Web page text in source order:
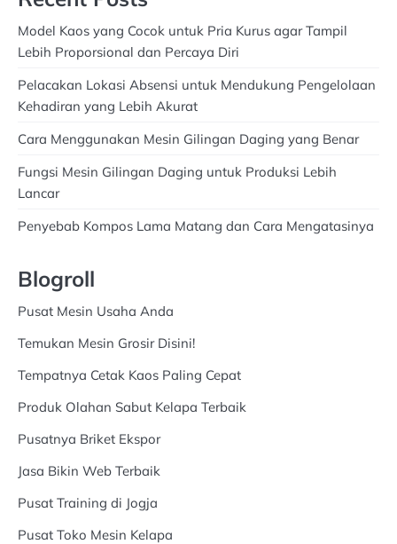
Model Kaos yang Cocok untuk Pria Kurus agar Tampil
Lebih Proporsional dan Percaya Diri
Pelacakan Lokasi Absensi untuk Mendukung Pengelolaan
Kehadiran yang Lebih Akurat
Cara Menggunakan Mesin Gilingan Daging yang Benar
Fungsi Mesin Gilingan Daging untuk Produksi Lebih
Lancar
Penyebab Kompos Lama Matang dan Cara Mengatasinya
Blogroll
Pusat Mesin Usaha Anda
Temukan Mesin Grosir Disini!
Tempatnya Cetak Kaos Paling Cepat
Produk Olahan Sabut Kelapa Terbaik
Pusatnya Briket Ekspor
Jasa Bikin Web Terbaik
Pusat Training di Jogja
Pusat Toko Mesin Kelapa